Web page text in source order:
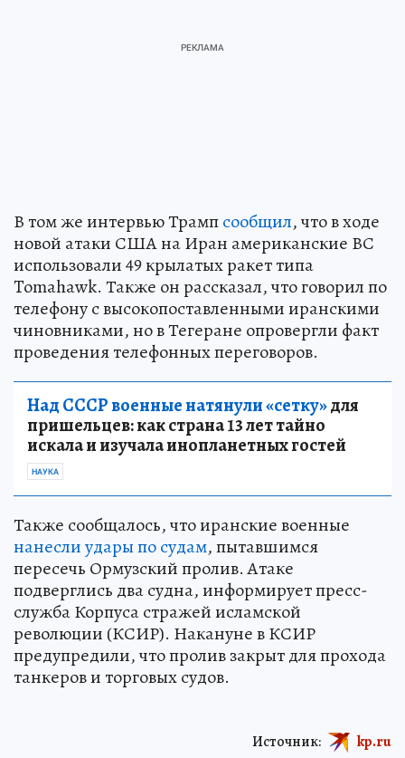
В том же интервью Трампсообщил, что в ходе
новой атаки США на Иран американские ВС
использовали 49 крылатых ракет типа
Tomahawk. Также он рассказал, что говорил по
телефону с высокопоставленными иранскими
чиновниками, но в Тегеране опровергли факт
проведения телефонных переговоров.
Над СССР военные натянули «сетку»для
пришельцев: как страна 13 лет тайно
искала и изучала инопланетных гостей
НАУКА
Также сообщалось, что иранские военные
нанесли удары по судам, пытавшимся
пересечь Ормузский пролив. Атаке
подверглись два судна, информирует пресс-
служба Корпуса стражей исламской
революции (КСИР). Накануне в КСИР
предупредили, что пролив закрыт для прохода
танкеров и торговых судов.
Источник: kp.ru